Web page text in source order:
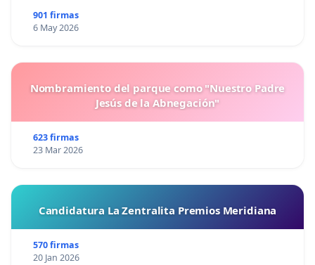
901 firmas
6 May 2026
Nombramiento del parque como "Nuestro Padre
Jesús de la Abnegación"
623 firmas
23 Mar 2026
Candidatura La Zentralita Premios Meridiana
570 firmas
20 Jan 2026